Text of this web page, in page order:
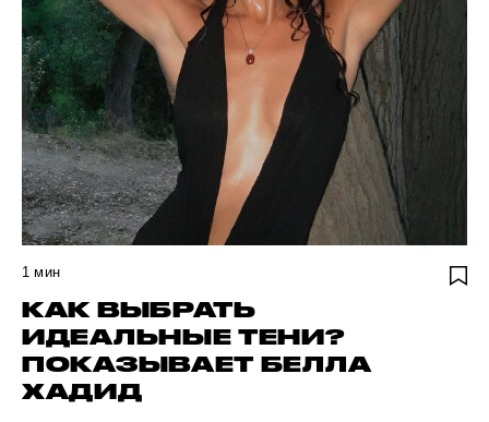
1 мин
КАК ВЫБРАТЬ
ИДЕАЛЬНЫЕ ТЕНИ?
ПОКАЗЫВАЕТ БЕЛЛА
ХАДИД